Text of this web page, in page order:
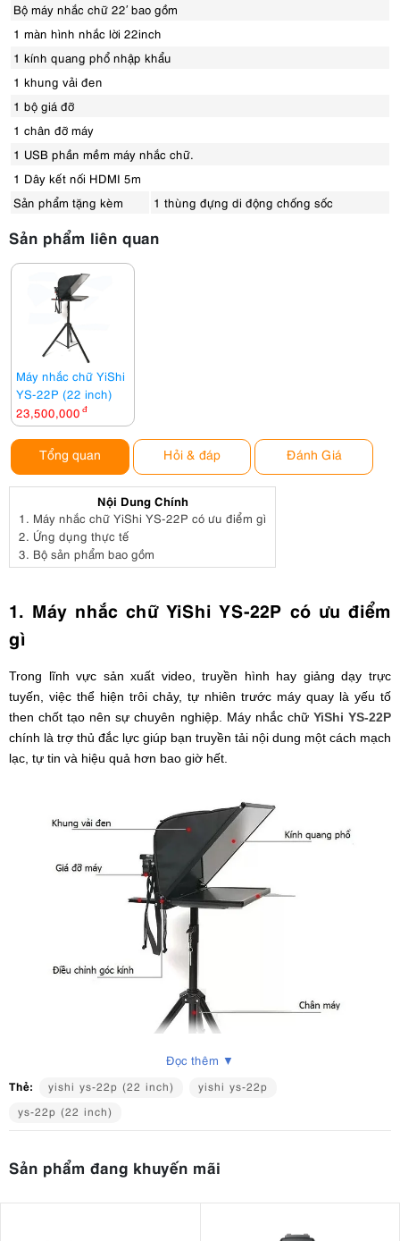
Bộ máy nhắc chữ 22′ bao gồm
1 màn hình nhắc lời 22inch
1 kính quang phổ nhập khẩu
1 khung vải đen
1 bộ giá đỡ
1 chân đỡ máy
1 USB phần mềm máy nhắc chữ.
1 Dây kết nối HDMI 5m
Sản phẩm tặng kèm
1 thùng đựng di động chống sốc
Sản phẩm liên quan
Máy nhắc chữ YiShi
YS-22P (22 inch)
23,500,000 đ
Tổng quan Hỏi & đáp Đánh Giá
Nội Dung Chính
1. Máy nhắc chữ YiShi YS-22P có ưu điểm gì
2. Ứng dụng thực tế
3. Bộ sản phẩm bao gồm
1. Máy nhắc chữ YiShi YS-22P có ưu điểm
gì
Trong lĩnh vực sản xuất video, truyền hình hay giảng dạy trực
tuyến, việc thể hiện trôi chảy, tự nhiên trước máy quay là yếu tố
then chốt tạo nên sự chuyên nghiệp. Máy nhắc chữ YiShi YS-22P
chính là trợ thủ đắc lực giúp bạn truyền tải nội dung một cách mạch
lạc, tự tin và hiệu quả hơn bao giờ hết.
Đọc thêm ▼
Thẻ: yishi ys-22p (22 inch)
yishi ys-22p
ys-22p (22 inch)
Sản phẩm đang khuyến mãi